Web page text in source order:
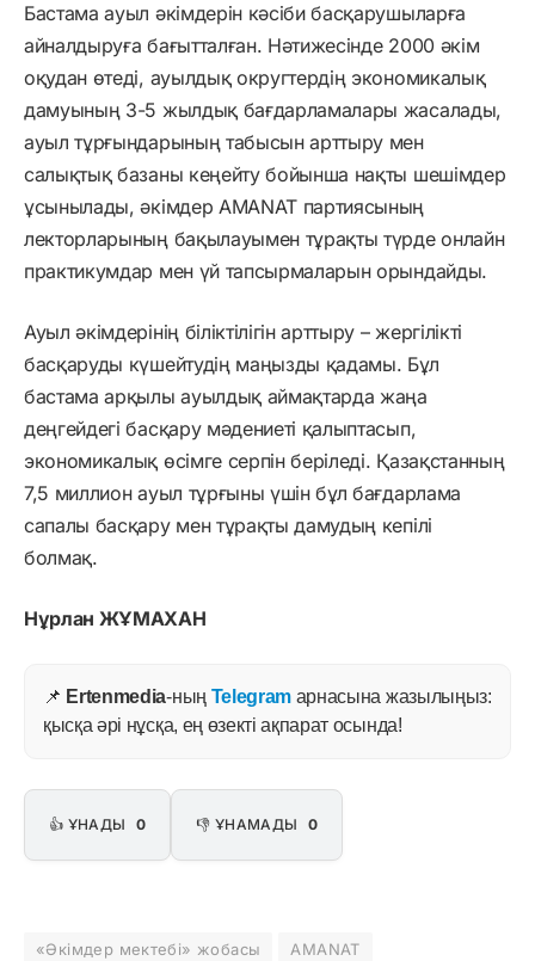
Бастама ауыл әкімдерін кәсіби басқарушыларға
айналдыруға бағытталған. Нәтижесінде 2000 әкім
оқудан өтеді, ауылдық округтердің экономикалық
дамуының 3-5 жылдық бағдарламалары жасалады,
ауыл тұрғындарының табысын арттыру мен
салықтық базаны кеңейту бойынша нақты шешімдер
ұсынылады, әкімдер AMANAT партиясының
лекторларының бақылауымен тұрақты түрде онлайн
практикумдар мен үй тапсырмаларын орындайды.
Ауыл әкімдерінің біліктілігін арттыру – жергілікті
басқаруды күшейтудің маңызды қадамы. Бұл
бастама арқылы ауылдық аймақтарда жаңа
деңгейдегі басқару мәдениеті қалыптасып,
экономикалық өсімге серпін беріледі. Қазақстанның
7,5 миллион ауыл тұрғыны үшін бұл бағдарлама
сапалы басқару мен тұрақты дамудың кепілі
болмақ.
Нұрлан ЖҰМАХАН
📌 Ertenmedia-ның Telegram арнасына жазылыңыз:
қысқа әрі нұсқа, ең өзекті ақпарат осында!
👍 ҰНАДЫ 0 👎 ҰНАМАДЫ 0
«Әкімдер мектебі» жобасы
AMANAT